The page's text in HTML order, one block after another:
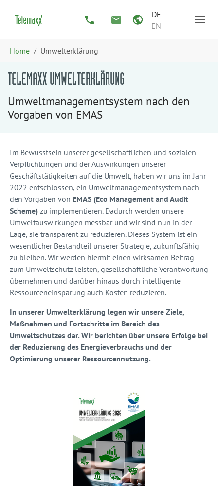
DE
EN
Home Umwelterklärung
TELEMAXX UMWELTERKLÄRUNG
Umweltmanagementsystem nach den
Vorgaben von EMAS
Im Bewusstsein unserer gesellschaftlichen und sozialen
Verpflichtungen und der Auswirkungen unserer
Geschäftstätigkeiten auf die Umwelt, haben wir uns im Jahr
2022 entschlossen, ein Umweltmanagementsystem nach
den Vorgaben von EMAS (Eco Management and Audit
Scheme) zu implementieren. Dadurch werden unsere
Umweltauswirkungen messbar und wir sind nun in der
Lage, sie transparent zu reduzieren. Dieses System ist ein
wesentlicher Bestandteil unserer Strategie, zukunftsfähig
zu bleiben. Wir werden hiermit einen wirksamen Beitrag
zum Umweltschutz leisten, gesellschaftliche Verantwortung
übernehmen und darüber hinaus durch intelligente
Ressourceneinsparung auch Kosten reduzieren.
In unserer Umwelterklärung legen wir unsere Ziele,
Maßnahmen und Fortschritte im Bereich des
Umweltschutzes dar. Wir berichten über unsere Erfolge bei
der Reduzierung des Energieverbrauchs und der
Optimierung unserer Ressourcennutzung.